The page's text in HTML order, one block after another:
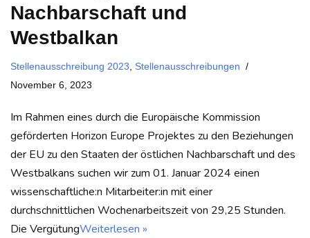
Nachbarschaft und
Westbalkan
Stellenausschreibung 2023, Stellenausschreibungen
November 6, 2023
Im Rahmen eines durch die Europäische Kommission
geförderten Horizon Europe Projektes zu den Beziehungen
der EU zu den Staaten der östlichen Nachbarschaft und des
Westbalkans suchen wir zum 01. Januar 2024 einen
wissenschaftliche:n Mitarbeiter:in mit einer
durchschnittlichen Wochenarbeitszeit von 29,25 Stunden.
Die VergütungWeiterlesen »